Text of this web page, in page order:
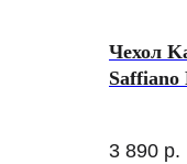
Чехол
3 890 р.